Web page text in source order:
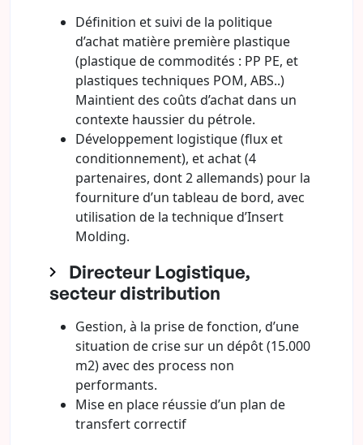
Définition et suivi de la politique
d’achat matière première plastique
(plastique de commodités : PP PE, et
plastiques techniques POM, ABS..)
Maintient des coûts d’achat dans un
contexte haussier du pétrole.
Développement logistique (flux et
conditionnement), et achat (4
partenaires, dont 2 allemands) pour la
fourniture d’un tableau de bord, avec
utilisation de la technique d’Insert
Molding.
Directeur Logistique,
secteur distribution
Gestion, à la prise de fonction, d’une
situation de crise sur un dépôt (15.000
m2) avec des process non
performants.
Mise en place réussie d’un plan de
transfert correctif